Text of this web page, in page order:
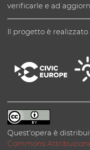
verificarle e ad
Il progetto è realizzato
Quest'opera è
Commons